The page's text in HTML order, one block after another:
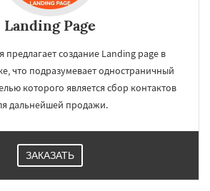
Landing Page
создание Landing page в
что подразумевает одностраничный
которого является сбор контактов
дальнейшей продажи.
ЗАКАЗАТЬ